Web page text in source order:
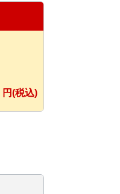
円(税込)